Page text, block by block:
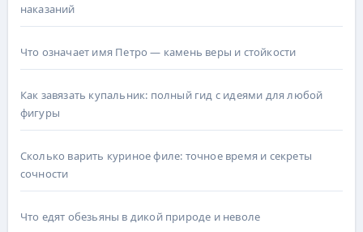
наказаний
Что означает имя Петро — камень веры и стойкости
Как завязать купальник: полный гид с идеями для любой
фигуры
Сколько варить куриное филе: точное время и секреты
сочности
Что едят обезьяны в дикой природе и неволе